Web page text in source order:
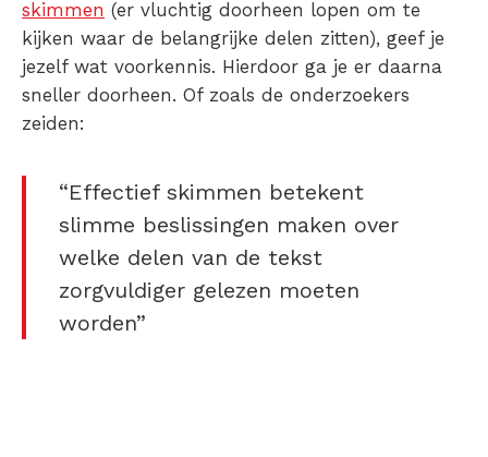
skimmen (er vluchtig doorheen lopen om te
kijken waar de belangrijke delen zitten), geef je
jezelf wat voorkennis. Hierdoor ga je er daarna
sneller doorheen. Of zoals de onderzoekers
zeiden:
“Effectief skimmen betekent
slimme beslissingen maken over
welke delen van de tekst
zorgvuldiger gelezen moeten
worden”